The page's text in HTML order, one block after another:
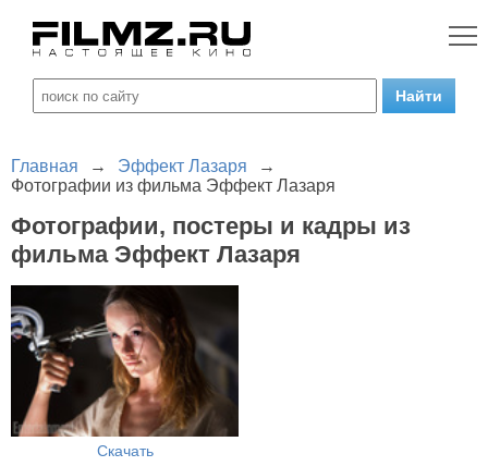
Главная → Эффект Лазаря
→
Фотографии из фильма Эффект Лазаря
Фотографии, постеры и кадры из
фильма Эффект Лазаря
Скачать